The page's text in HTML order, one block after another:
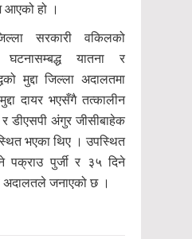
हो ।
सरकारी वकिलको
घटनासम्बद्ध यातना र
मुद्दा जिल्ला अदालतमा
दायर भएसँगै तत्कालीन
र डीएसपी अंगुर जीसीबाहेक
भएका थिए । उपस्थित
पक्राउ पुर्जी र ३५ दिने
जनाएको छ ।